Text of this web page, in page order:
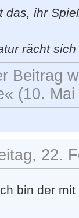
das, ihr
rächt
Beitrag
(10.
22.
bin der